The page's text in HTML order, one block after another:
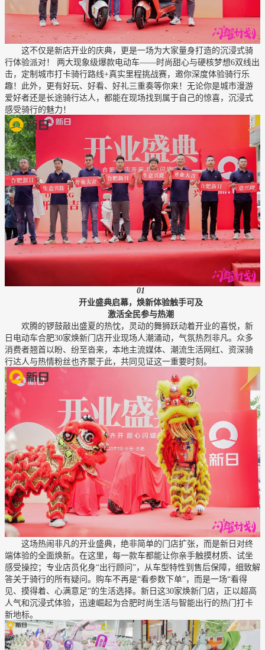
这不仅是新店开业的庆典，更是一场为大家量身打造的沉浸式骑
行体验派对！ 两大现象级爆款电动车——时尚甜心与硬核梦想6双线出
击，定制城市打卡骑行路线+真实里程挑战赛，邀你深度体验骑行乐
趣！此外，更有好玩、好看、好礼三重奏等你来！无论你是城市漫游
爱好者还是长途骑行达人，都能在现场找到属于自己的惊喜，沉浸式
感受骑行的魅力！
01
开业盛典启幕，焕新体验触手可及
激活全民参与热潮
欢腾的锣鼓敲出盛夏的热忱，灵动的舞狮跃动着开业的喜悦，新
日电动车合肥30家焕新门店开业现场人潮涌动，气氛热烈非凡。众多
消费者翘首以盼、纷至沓来，本地主流媒体、潮流生活网红、资深骑
行达人与热情粉丝也齐聚于此，共同见证这一重要时刻。
这场热闹非凡的开业盛典，绝非简单的门店扩张，而是新日对终
端体验的全面焕新。在这里，每一款车都能让你亲手触摸材质、试坐
感受操控；专业店员化身“出行顾问”，从车型特性到售后保障，细致解
答关于骑行的所有疑问。购车不再是“看参数下单”，而是一场“看得
见、摸得着、心满意足”的生活选择。新日这30家焕新门店，正以超高
人气和沉浸式体验，迅速崛起为合肥时尚生活与智能出行的热门打卡
新地标。